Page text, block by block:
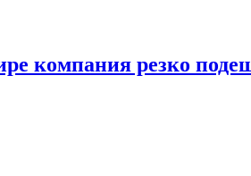
компания резко